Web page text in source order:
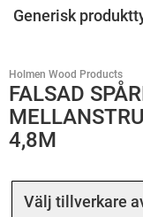
Generisk
Holmen Wood Products
FALSAD
4,8M
Välj tillverkare